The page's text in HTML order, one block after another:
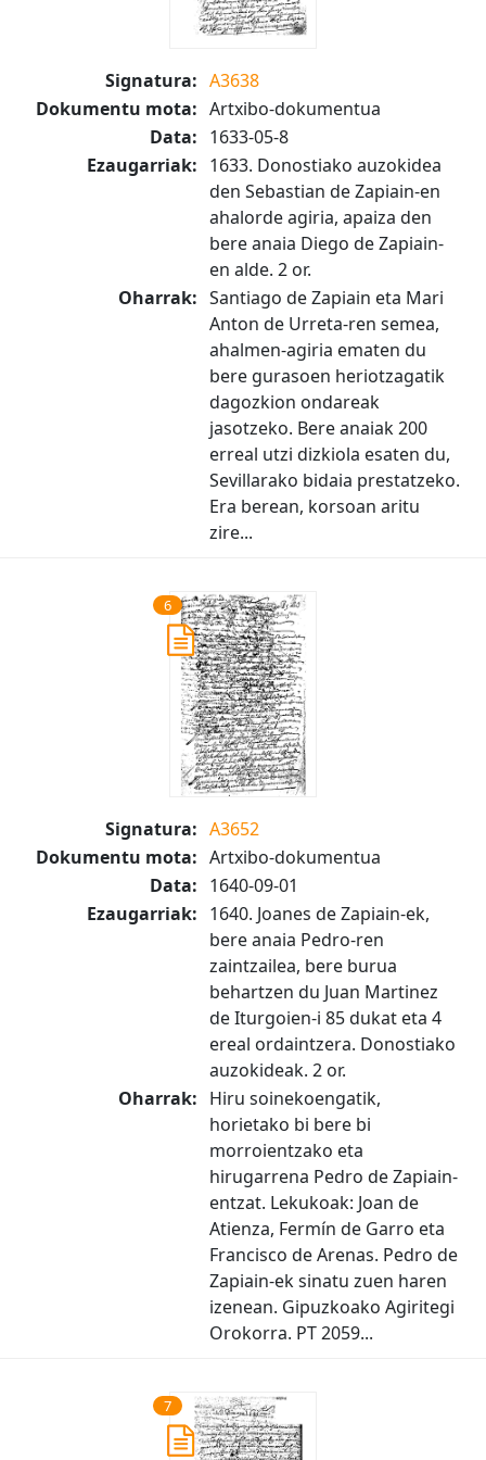
Signatura: A3638
Dokumentu mota: Artxibo-dokumentua
Data: 1633-05-8
Ezaugarriak: 1633. Donostiako auzokidea
den Sebastian de Zapiain-en
ahalorde agiria, apaiza den
bere anaia Diego de Zapiain-
en alde. 2 or.
Oharrak: Santiago de Zapiain eta Mari
Anton de Urreta-ren semea,
ahalmen-agiria ematen du
bere gurasoen heriotzagatik
dagozkion ondareak
jasotzeko. Bere anaiak 200
erreal utzi dizkiola esaten du,
Sevillarako bidaia prestatzeko.
Era berean, korsoan aritu
zire...
6
Signatura: A3652
Dokumentu mota: Artxibo-dokumentua
Data: 1640-09-01
Ezaugarriak: 1640. Joanes de Zapiain-ek,
bere anaia Pedro-ren
zaintzailea, bere burua
behartzen du Juan Martinez
de Iturgoien-i 85 dukat eta 4
ereal ordaintzera. Donostiako
auzokideak. 2 or.
Oharrak: Hiru soinekoengatik,
horietako bi bere bi
morroientzako eta
hirugarrena Pedro de Zapiain-
entzat. Lekukoak: Joan de
Atienza, Fermín de Garro eta
Francisco de Arenas. Pedro de
Zapiain-ek sinatu zuen haren
izenean. Gipuzkoako Agiritegi
Orokorra. PT 2059...
7